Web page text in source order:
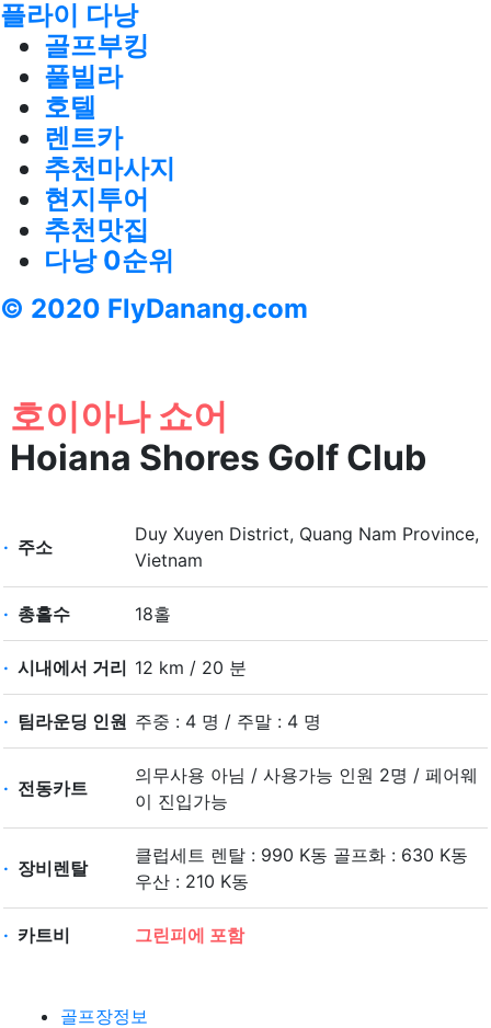
플라이 다낭
골프부킹
풀빌라
호텔
렌트카
추천마사지
현지투어
추천맛집
다낭 0순위
© 2020 FlyDanang.com
호이아나 쇼어
Hoiana Shores Golf Club
· 주소
Duy Xuyen District, Quang Nam Province,
Vietnam
· 총홀수 18홀
· 시내에서 거리 12 km / 20 분
· 팀라운딩 인원 주중 : 4 명 / 주말 : 4 명
· 전동카트
의무사용 아님 / 사용가능 인원 2명 / 페어웨
이 진입가능
· 장비렌탈
클럽세트 렌탈 : 990 K동 골프화 : 630 K동
우산 : 210 K동
· 카트비 그린피에 포함
골프장정보